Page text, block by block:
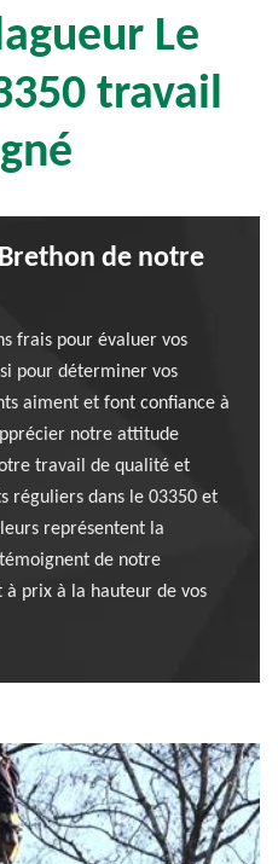
Le
travail
de notre
frais pour évaluer vos
pour déterminer vos
aiment et font confiance à
notre attitude
travail de qualité et
réguliers dans le 03350 et
représentent la
de notre
prix à la hauteur de vos